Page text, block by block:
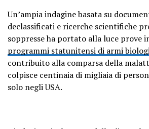
Un’ampia indagine basata su
declassificati e ricerche scientifiche
soppresse ha portato alla luce prove
programmi statunitensi di armi
contribuito alla comparsa della
colpisce centinaia di migliaia di
solo negli USA.